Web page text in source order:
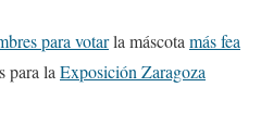
para votarla máscotamás fea
para laExposición Zaragoza